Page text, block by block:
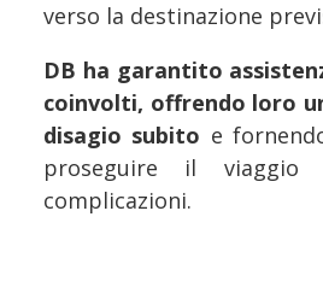
verso la destinazione
DB ha garantito
coinvolti, offrendo loro
disagio subito e
proseguire il viaggio
complicazioni.